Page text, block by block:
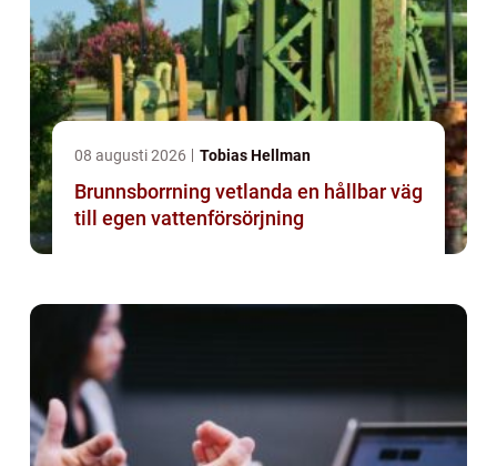
08 augusti 2026 Tobias Hellman
Brunnsborrning vetlanda en hållbar väg
till egen vattenförsörjning